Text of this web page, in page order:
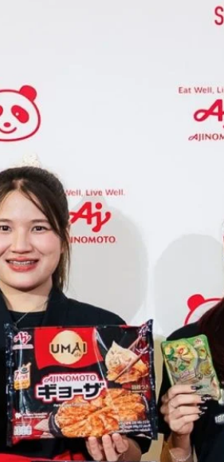
by “AminoScience” ร่วมเปิดเผย
ยเทคโนโลยีทางอาหาร และข้อมูลพฤติกรรม
ประเทศไทย ซึ่งมีมูลค่ามากกว่า 1.5 ล้านล้าน
ทศ (GDP) กลุ่มธุรกิจเทคโนโลยีและองค์
& Well-beingAminoScience (การใช้